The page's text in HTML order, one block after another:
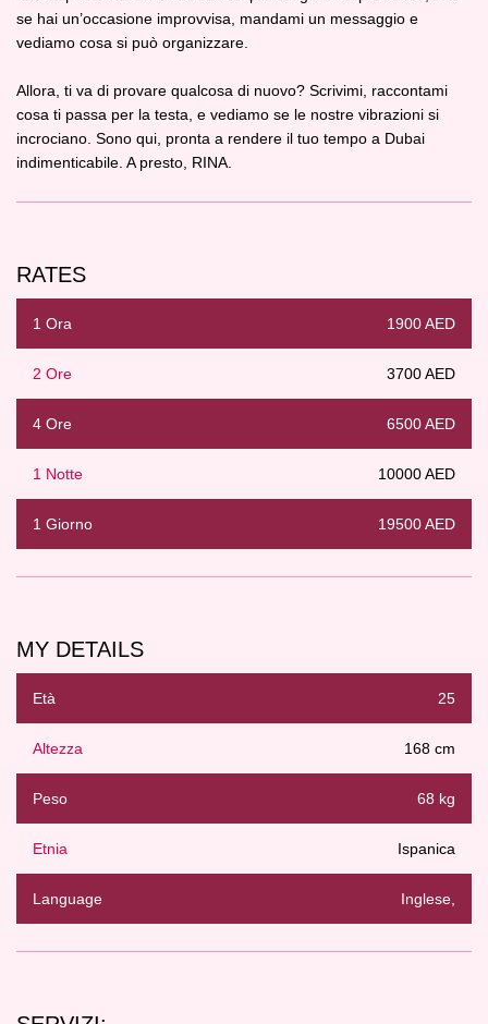
se hai un’occasione improvvisa, mandami un messaggio e
vediamo cosa si può organizzare.
Allora, ti va di provare qualcosa di nuovo? Scrivimi, raccontami
cosa ti passa per la testa, e vediamo se le nostre vibrazioni si
incrociano. Sono qui, pronta a rendere il tuo tempo a Dubai
indimenticabile. A presto, RINA.
RATES
1 Ora 1900 AED
2 Ore 3700 AED
4 Ore 6500 AED
1 Notte 10000 AED
1 Giorno 19500 AED
MY DETAILS
Età 25
Altezza 168 cm
Peso 68 kg
Etnia Ispanica
Language Inglese,